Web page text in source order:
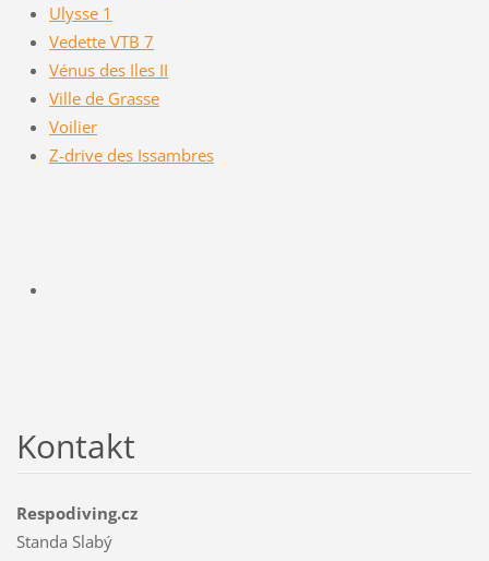
Ulysse 1
Vedette VTB 7
Vénus des Iles II
Ville de Grasse
Voilier
Z-drive des Issambres
Kontakt
Respodiving.cz
Standa Slabý